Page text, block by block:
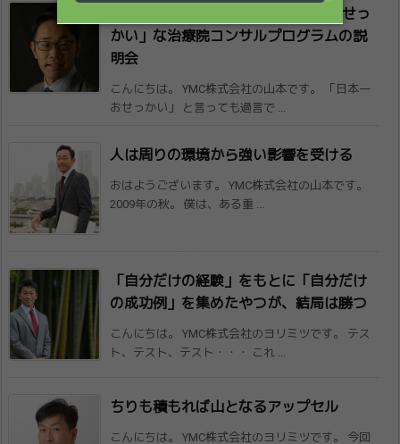
【６月２日 東京で開催】日本一「おせっ
かい」な治療院​コンサルプログラムの説
明会
こんにちは。 YMC株式会社の山本です。 「日本一
おせっかい」 と言っても過言で ...
人は周りの環境から強い影響を受ける
おはようございます。 YMC株式会社の山本です。
2009年の秋。 僕は、ある重 ...
「自分だけの経験」をもとに「自分だけ
の成​功例」を集めたやつが、結局は勝つ
こんにちは。 YMC株式会社のヨリミツです。 テス
ト、テスト、テスト・・・ これ ...
ちりも積もれば山となるアップセル
こんにちは。 YMC株式会社のヨリミツです。 今回